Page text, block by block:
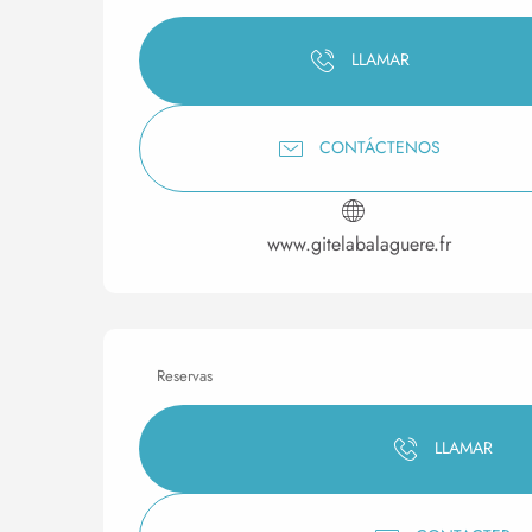
LLAMAR
CONTÁCTENOS
www.gitelabalaguere.fr
Reservas
LLAMAR